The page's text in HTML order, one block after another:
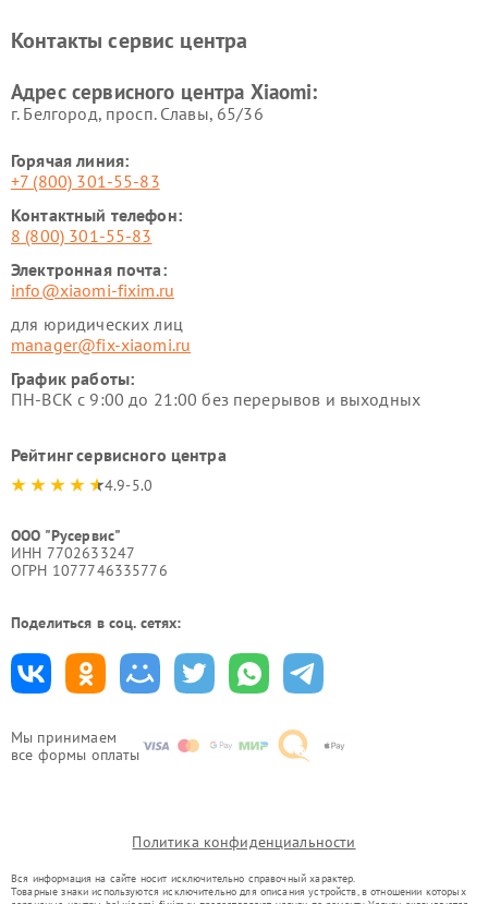
Мы принимаем
все формы оплаты
Ремонт стиральных машин
Ремонт смарт-часов Xiaomi
Контакты сервис центра
Адрес сервисного центра Xiaomi:
г. Белгород, просп. Славы, 65/36
Горячая линия:
+7 (800) 301-55-83
Контактный телефон:
8 (800) 301-55-83
Электронная почта:
info@xiaomi-fixim.ru
для юридических лиц
manager@fix-xiaomi.ru
График работы:
ПН-ВСК с 9:00 до 21:00 без перерывов и выходных
Рейтинг сервисного центра
4.9-5.0
ООО "Русервис"
ИНН 7702633247
ОГРН 1077746335776
Поделиться в соц. сетях:
Политика конфиденциальности
Вся информация на сайте носит исключительно справочный характер.
Товарные знаки используются исключительно для описания устройств, в отношении которых